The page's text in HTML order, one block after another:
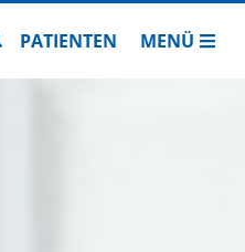
Zur Seitensuche
PATIENTEN MENÜ